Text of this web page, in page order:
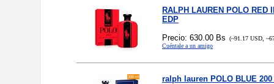
RALPH LAUREN POLO RED
EDP
Precio: 630.00 Bs (~91.17 USD,
Cuéntale a un amigo
ralph lauren POLO BLUE